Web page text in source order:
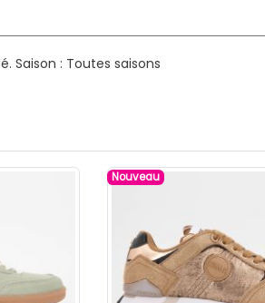
Saison : Toutes saisons
Nouveau